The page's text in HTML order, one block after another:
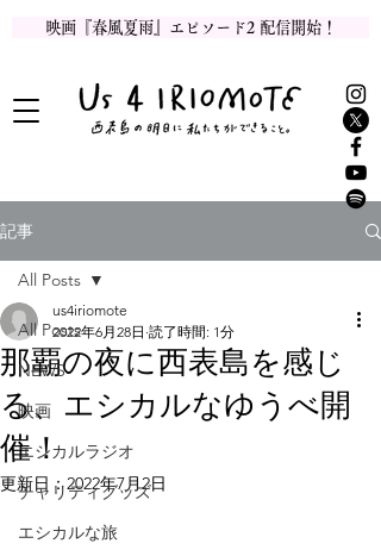
映画『春風夏雨』エピソード2 配信開始！
記事
All Posts
NEWS
映画
エシカルラジオ
チャリティグッズ
エシカルな旅
All Posts
那覇の夜に西表島を感じ
る、エシカルなゆうべ開
催！
us4iriomote
2022年6月28日 読了時間: 1分
更新日：2022年7月2日